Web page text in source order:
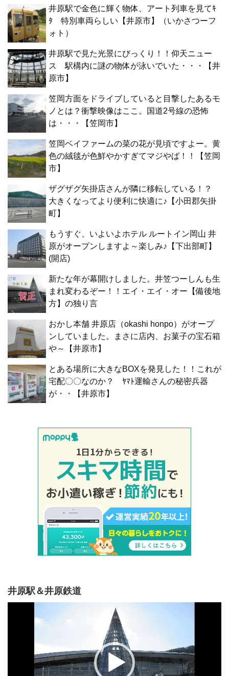
井原駅で金色に輝く物体、アート列車を見てｷ
ﾀ 特別車両らしい【井原市】（いかさつーフ
ォト）
井原駅で見た光景にびっくり！！仰天ニュー
ス 駅構内に謎の物体が泳いでいた・・・【井
原市】
笠岡方面をドライブしていると目撃したあるモ
ノとは？衝撃映像はここ。国道2号線の恐怖
は・・・【笠岡市】
笠岡ベイファームの菜の花が見頃ですよー。黄
色の絨毯が色鮮やかすぎてマジやば！！【笠岡
市】
ザグザグ矢掛店さんが隣に移転している！？
大きくなってより便利に快適に♪【小田郡矢掛
町】
もうすぐ、いよいよホテル ルートイン岡山 井
原がオープンしますよ～楽しみ♪【下出部町】
(開店)
新たな年が幕開けしました。井笠つーしんも生
まれ変わるぞー！！エイ・エイ・オー【備後地
方】の独り言
おかし本舗 井原店（okashi honpo）がオープ
ンしていました。まさに店内、お菓子の宝石箱
や～【井原市】
とある場所に大きなBOXを発見した！！これが
宅配〇〇なのか？ ﾔﾏﾄ運輸さんの秘密兵器
が・・【井原市】
井原駅＆井原鉄道